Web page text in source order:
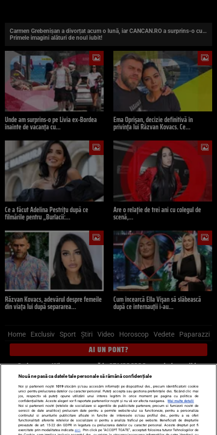
Carmen Grebenișan a divorțat acum o lună, iar CANCAN.RO a surprins-o cu…
Primele imagini alături de noul iubit!
Unde am surprins-o pe Livia ex-Bordea
înainte de vacanța cu…
Ema Oprișan, decizie definitivă în
privința lui Răzvan Kovacs. Ce…
Ce a făcut Adelina Pestrițu după ce
filmările pentru „Burlacii:…
Are o relație de trei ani cu colegul de
scenă,…
Răzvan Kovacs, adevărul despre femeile
din viața lui după separarea…
Cum încearcă Ella Vișan să slăbească
după ce internauții i-au…
Home Exclusiv Sport Știri Video Horoscop Vedete Paparazzi
AI UN PONT?
Scrie-ne pe Whatsapp, sună la 0741226226 sau trimite mail la
pont@cancan.ro
Știri interne Știri externe
Politică
Ultimele stiri
Diete Insula Iubirii Dictionar de vise
LIFE STYLE
Horoscop
Nouă ne pasă ca datele tale personale să rămână confidențiale
Noi și partenerii noștri 1019stocăm și/sau accesăm informații pe dispozitivul dvs., precum identificatorii cookie
unici pentru prelucrarea datelor cu caracter personal. Puteți accepta sau gestiona preferințele dvs. făcând clic mai
jos, respectiv vă puteți opune utilizării unui interes legitim în orice moment pe pagina cu politica de
confidențialitate. Aceste alegeri vor fi raportate partenerilor noștri și nu vă vor afecta navigarea.
Mai multe detalii
Noi si partenerii nostri (retelele de socializare si agentiile de publicitate partenere, precum si furnizorii nostri de
servicii de date analitice) prelucram date pentru a permite website-ului sa functioneze, pentru a personaliza
continutul si anunturile publicitare afisate in functie de interesele si/sau profilul dvs., pentru a va oferi
functionalitati aferente retelelor de socializare si pentru a analiza traficul pe website. Beneficiati de drepturile
prevazute de art. 15-22 din GDPR in legatura cu prelucrarea datelor cu caracter personal. Aceste drepturi pot fi
exercitate prin modalitatea indicataaici . Prin click pe “ACCEPT TOATE”, acceptati folosirea tuturor Tehnologiilor de